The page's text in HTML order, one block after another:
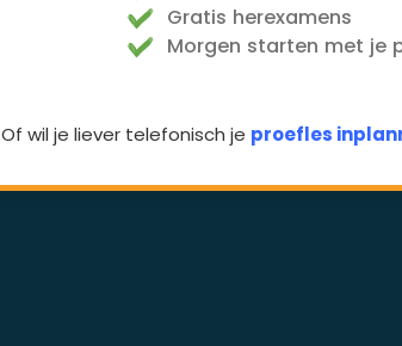
Gratis herexamens
Morgen starten met je
Of wil je liever telefonisch je proefles